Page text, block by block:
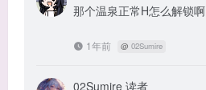
那个温泉正常H怎么解锁啊
1年前 @ 02Sumire
02Sumire 读者